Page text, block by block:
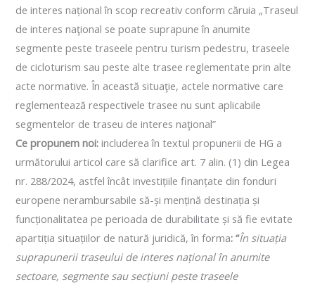
de interes național în scop recreativ conform căruia „Traseul
de interes naţional se poate suprapune în anumite
segmente peste traseele pentru turism pedestru, traseele
de cicloturism sau peste alte trasee reglementate prin alte
acte normative. În această situaţie, actele normative care
reglementează respectivele trasee nu sunt aplicabile
segmentelor de traseu de interes naţional”
Ce propunem noi:includerea în textul propunerii de HG a
următorului articol care să clarifice art. 7 alin. (1) din Legea
nr. 288/2024, astfel încât investițiile finanțate din fonduri
europene nerambursabile să-și mențină destinația și
funcționalitatea pe perioada de durabilitate și să fie evitate
apartiția situațiilor de natură juridică, în forma: “În situația
suprapunerii traseului de interes național în anumite
sectoare, segmente sau secțiuni peste traseele